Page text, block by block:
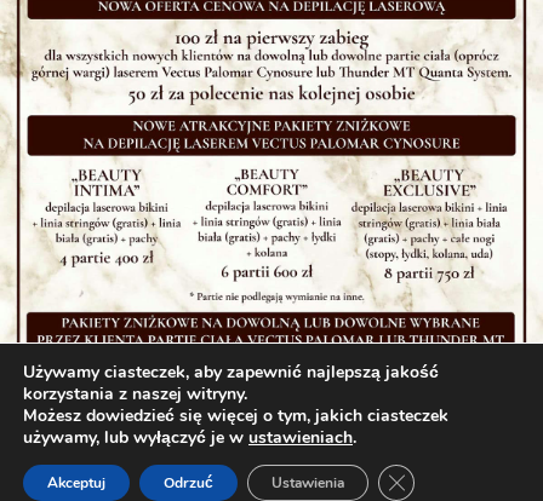
Używamy ciasteczek, aby zapewnić najlepszą jakość
korzystania z naszej witryny.
Możesz dowiedzieć się więcej o tym, jakich ciasteczek
używamy, lub wyłączyć je w ustawieniach.
Akceptuj Odrzuć Ustawienia Zamknij panel